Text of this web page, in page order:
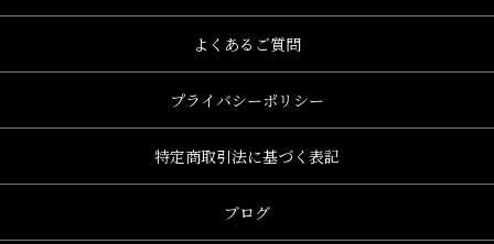
よくあるご質問
プライバシーポリシー
特定商取引法に基づく表記
ブログ